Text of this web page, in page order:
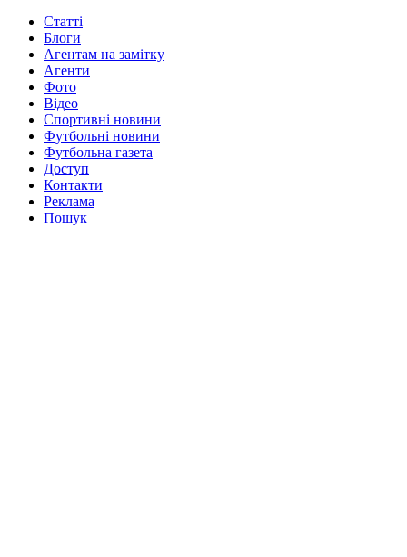
Статті
Блоги
Агентам на замітку
Агенти
Фото
Відео
Спортивні новини
Футбольні новини
Футбольна газета
Доступ
Контакти
Реклама
Пошук